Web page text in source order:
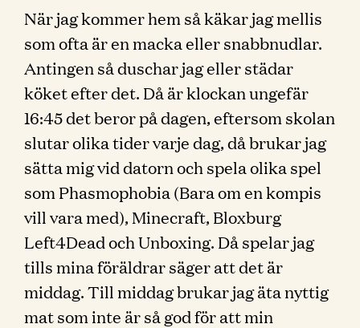
När jag kommer hem så käkar jag mellis
som ofta är en macka eller snabbnudlar.
Antingen så duschar jag eller städar
köket efter det. Då är klockan ungefär
16:45 det beror på dagen, eftersom skolan
slutar olika tider varje dag, då brukar jag
sätta mig vid datorn och spela olika spel
som Phasmophobia (Bara om en kompis
vill vara med), Minecraft, Bloxburg
Left4Dead och Unboxing. Då spelar jag
tills mina föräldrar säger att det är
middag. Till middag brukar jag äta nyttig
mat som inte är så god för att min